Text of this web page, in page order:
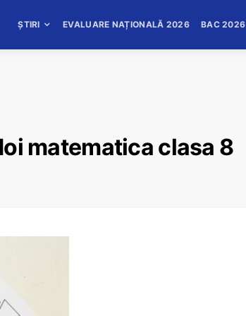
ȘTIRI EVALUARE NAȚIONALĂ 2026 BAC 2026
matematica clasa 8